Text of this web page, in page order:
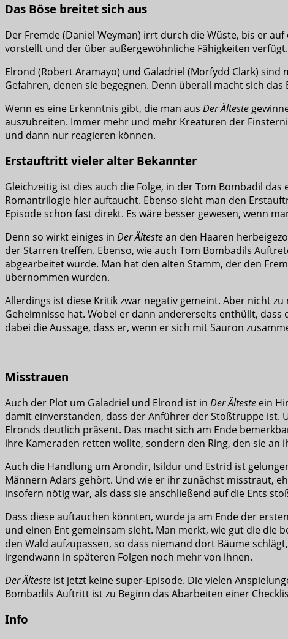
Das Böse breitet sich aus
Der Fremde (Daniel Weyman) irrt durch die Wüste, bis er
vorstellt und der über außergewöhnliche Fähigkeiten
Elrond (Robert Aramayo) und Galadriel (Morfydd Clark)
Gefahren, denen sie begegnen. Denn überall macht sich
Wenn es eine Erkenntnis gibt, die man aus Der Älteste
auszubreiten. Immer mehr und mehr Kreaturen der
und dann nur reagieren können.
Erstauftritt vieler alter Bekannter
Gleichzeitig ist dies auch die Folge, in der Tom Bombadil
Romantrilogie hier auftaucht. Ebenso sieht man den
Episode schon fast direkt. Es wäre besser gewesen, wenn
Denn so wirkt einiges in Der Ältestean den Haaren
der Starren treffen. Ebenso, wie auch Tom Bombadils
abgearbeitet wurde. Man hat den alten Stamm, der den
übernommen wurden.
Allerdings ist diese Kritik zwar negativ gemeint. Aber nicht
Geheimnisse hat. Wobei er dann andererseits enthüllt,
dabei die Aussage, dass er, wenn er sich mit Sauron
Misstrauen
Auch der Plot um Galadriel und Elrond ist in Der Älteste ein
damit einverstanden, dass der Anführer der Stoßtruppe ist.
Elronds deutlich präsent. Das macht sich am Ende
ihre Kameraden retten wollte, sondern den Ring, den sie
Auch die Handlung um Arondir, Isildur und Estrid ist
Männern Adars gehört. Und wie er ihr zunächst misstraut,
insofern nötig war, als dass sie anschließend auf die Ents
Dass diese auftauchen könnten, wurde ja am Ende der
und einen Ent gemeinsam sieht. Man merkt, wie gut die die
den Wald aufzupassen, so dass niemand dort Bäume
irgendwann in späteren Folgen noch mehr von ihnen.
Der Älteste ist jetzt keine super-Episode. Die vielen
Bombadils Auftritt ist zu Beginn das Abarbeiten einer
Info